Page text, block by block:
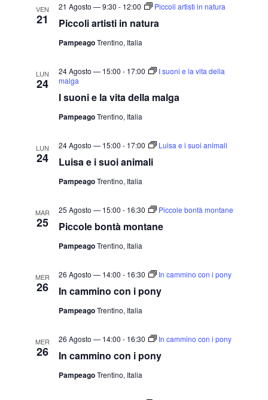
VEN
21 Piccoli artisti in natura
21 Agosto — 9:30 - 12:00 Piccoli artisti in natura
PampeagoTrentino, Italia
LUN
24
I suoni e la vita della malga
24 Agosto — 15:00 - 17:00
I suoni e la vita della
malga
PampeagoTrentino, Italia
LUN
24 Luisa e i suoi animali
24 Agosto — 15:00 - 17:00 Luisa e i suoi animali
PampeagoTrentino, Italia
MAR
25 Piccole bontà montane
25 Agosto — 15:00 - 16:30 Piccole bontà montane
PampeagoTrentino, Italia
MER
26 In cammino con i pony
26 Agosto — 14:00 - 16:30 In cammino con i pony
PampeagoTrentino, Italia
MER
26 In cammino con i pony
26 Agosto — 14:00 - 16:30 In cammino con i pony
PampeagoTrentino, Italia